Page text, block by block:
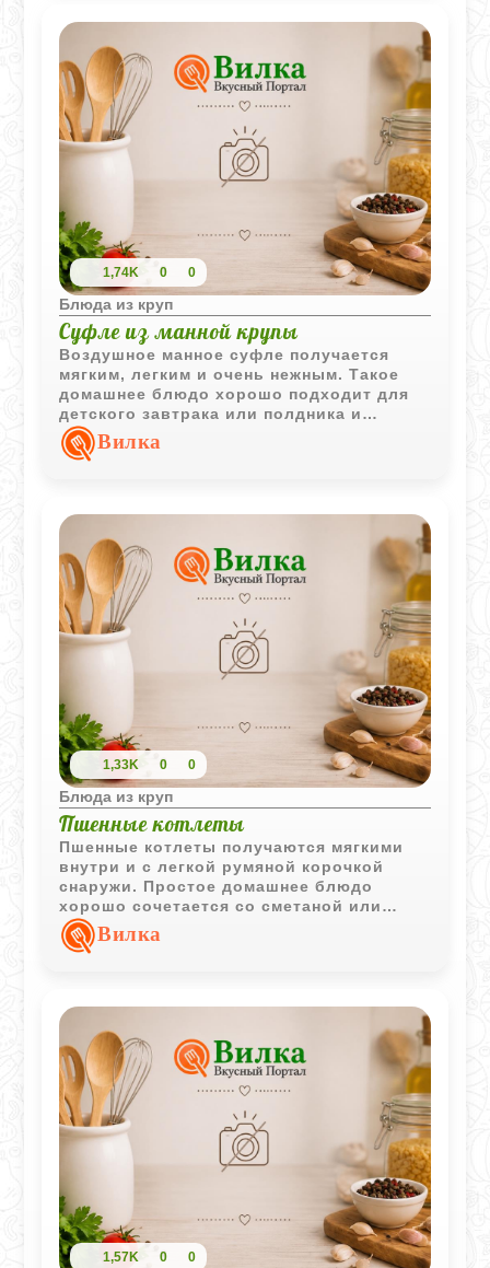
1,74K 0 0
Блюда из круп
Суфле из манной крупы
Воздушное манное суфле получается
мягким, легким и очень нежным. Такое
домашнее блюдо хорошо подходит для
детского завтрака или полдника и
отлично сочетается с ягодным вареньем.
Вилка
1,33K 0 0
Блюда из круп
Пшенные котлеты
Пшенные котлеты получаются мягкими
внутри и с легкой румяной корочкой
снаружи. Простое домашнее блюдо
хорошо сочетается со сметаной или
молочным соусом.
Вилка
1,57K 0 0